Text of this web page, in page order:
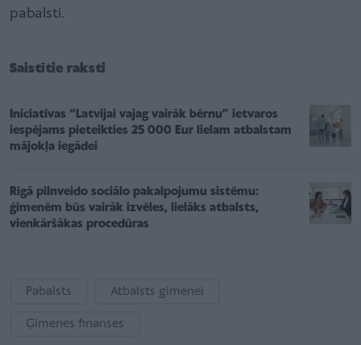
pabalsti.
Saistītie raksti
Iniciatīvas “Latvijai vajag vairāk bērnu” ietvaros
iespējams pieteikties 25 000 Eur lielam atbalstam
mājokļa iegādei
Rīgā pilnveido sociālo pakalpojumu sistēmu:
ģimenēm būs vairāk izvēles, lielāks atbalsts,
vienkāršākas procedūras
Pabalsts Atbalsts gimenei
Ģimenes finanses